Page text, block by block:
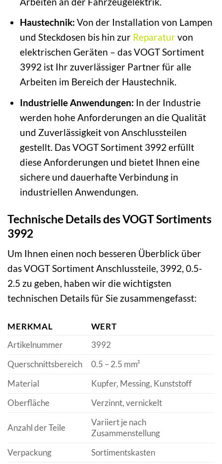
Haustechnik: Von der Installation von Lampen
und Steckdosen bis hin zur Reparaturvon
elektrischen Geräten – das VOGT Sortiment
3992 ist Ihr zuverlässiger Partner für alle
Arbeiten im Bereich der Haustechnik.
Industrielle Anwendungen: In der Industrie
werden hohe Anforderungen an die Qualität
und Zuverlässigkeit von Anschlussteilen
gestellt. Das VOGT Sortiment 3992 erfüllt
diese Anforderungen und bietet Ihnen eine
sichere und dauerhafte Verbindung in
industriellen Anwendungen.
Technische Details des VOGT Sortiments
3992
Um Ihnen einen noch besseren Überblick über
das VOGT Sortiment Anschlussteile, 3992, 0.5-
2.5 zu geben, haben wir die wichtigsten
technischen Details für Sie zusammengefasst:
MERKMAL
WERT
Artikelnummer
3992
Querschnittsbereich
0.5 – 2.5 mm²
Material
Kupfer, Messing, Kunststoff
Oberfläche
Verzinnt, vernickelt
Anzahl der Teile
Variiert je nach
Zusammenstellung
Verpackung
Sortimentskasten